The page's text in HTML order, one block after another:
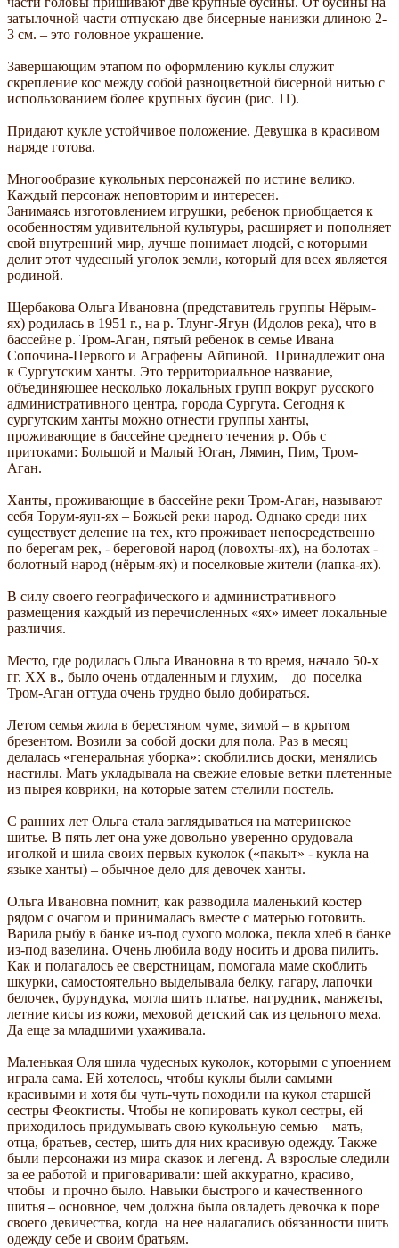
затылочной части отпускаю две бисерные нанизки длиною 2-
3 см. – это головное украшение.
Завершающим этапом по оформлению куклы служит
скрепление кос между собой разноцветной бисерной нитью с
использованием более крупных бусин (рис. 11).
Придают кукле устойчивое положение. Девушка в красивом
наряде готова.
Многообразие кукольных персонажей по истине велико.
Каждый персонаж неповторим и интересен.
Занимаясь изготовлением игрушки, ребенок приобщается к
особенностям удивительной культуры, расширяет и пополняет
свой внутренний мир, лучше понимает людей, с которыми
делит этот чудесный уголок земли, который для всех является
родиной.
Щербакова Ольга Ивановна (представитель группы Нёрым-
ях) родилась в 1951 г., на р. Тлунг-Ягун (Идолов река), что в
бассейне р. Тром-Аган, пятый ребенок в семье Ивана
Сопочина-Первого и Аграфены Айпиной. Принадлежит она
к Сургутским ханты. Это территориальное название,
объединяющее несколько локальных групп вокруг русского
административного центра, города Сургута. Сегодня к
сургутским ханты можно отнести группы ханты,
проживающие в бассейне среднего течения р. Обь с
притоками: Большой и Малый Юган, Лямин, Пим, Тром-
Аган.
Ханты, проживающие в бассейне реки Тром-Аган, называют
себя Торум-яун-ях – Божьей реки народ. Однако среди них
существует деление на тех, кто проживает непосредственно
по берегам рек, - береговой народ (ловохты-ях), на болотах -
болотный народ (нёрым-ях) и поселковые жители (лапка-ях).
В силу своего географического и административного
размещения каждый из перечисленных «ях» имеет локальные
различия.
Место, где родилась Ольга Ивановна в то время, начало 50-х
гг. ХХ в., было очень отдаленным и глухим, до поселка
Тром-Аган оттуда очень трудно было добираться.
Летом семья жила в берестяном чуме, зимой – в крытом
брезентом. Возили за собой доски для пола. Раз в месяц
делалась «генеральная уборка»: скоблились доски, менялись
настилы. Мать укладывала на свежие еловые ветки плетенные
из пырея коврики, на которые затем стелили постель.
С ранних лет Ольга стала заглядываться на материнское
шитье. В пять лет она уже довольно уверенно орудовала
иголкой и шила своих первых куколок («пакыт» - кукла на
языке ханты) – обычное дело для девочек ханты.
Ольга Ивановна помнит, как разводила маленький костер
рядом с очагом и принималась вместе с матерью готовить.
Варила рыбу в банке из-под сухого молока, пекла хлеб в банке
из-под вазелина. Очень любила воду носить и дрова пилить.
Как и полагалось ее сверстницам, помогала маме скоблить
шкурки, самостоятельно выделывала белку, гагару, лапочки
белочек, бурундука, могла шить платье, нагрудник, манжеты,
летние кисы из кожи, меховой детский сак из цельного меха.
Да еще за младшими ухаживала.
Маленькая Оля шила чудесных куколок, которыми с упоением
играла сама. Ей хотелось, чтобы куклы были самыми
красивыми и хотя бы чуть-чуть походили на кукол старшей
сестры Феоктисты. Чтобы не копировать кукол сестры, ей
приходилось придумывать свою кукольную семью – мать,
отца, братьев, сестер, шить для них красивую одежду. Также
были персонажи из мира сказок и легенд. А взрослые следили
за ее работой и приговаривали: шей аккуратно, красиво,
чтобы и прочно было. Навыки быстрого и качественного
шитья – основное, чем должна была овладеть девочка к поре
своего девичества, когда на нее налагались обязанности шить
одежду себе и своим братьям.